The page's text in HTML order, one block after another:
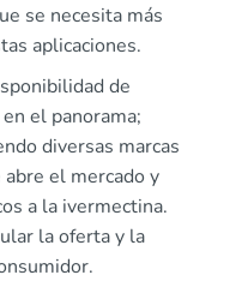
se necesita más
aplicaciones.
de
el panorama;
diversas marcas
el mercado y
a la ivermectina.
la oferta y la